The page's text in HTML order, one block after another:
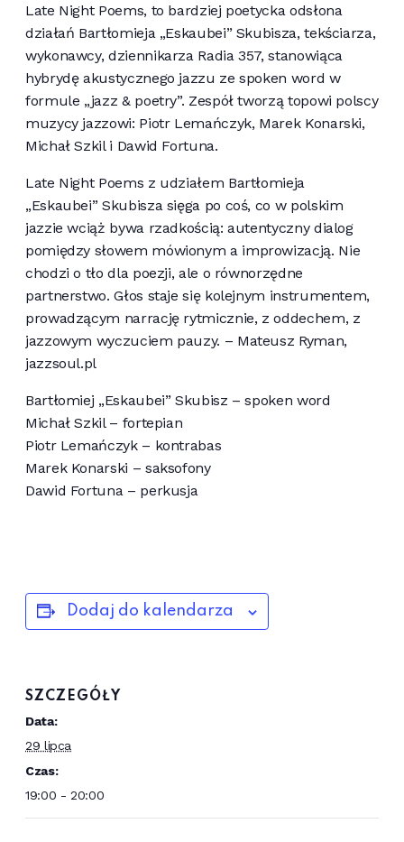
Late Night Poems, to bardziej poetycka odsłona
działań Bartłomieja „Eskaubei” Skubisza, tekściarza,
wykonawcy, dziennikarza Radia 357, stanowiąca
hybrydę akustycznego jazzu ze spoken word w
formule „jazz & poetry”. Zespół tworzą topowi polscy
muzycy jazzowi: Piotr Lemańczyk, Marek Konarski,
Michał Szkil i Dawid Fortuna.
Late Night Poems z udziałem Bartłomieja
„Eskaubei” Skubisza sięga po coś, co w polskim
jazzie wciąż bywa rzadkością: autentyczny dialog
pomiędzy słowem mówionym a improwizacją. Nie
chodzi o tło dla poezji, ale o równorzędne
partnerstwo. Głos staje się kolejnym instrumentem,
prowadzącym narrację rytmicznie, z oddechem, z
jazzowym wyczuciem pauzy. – Mateusz Ryman,
jazzsoul.pl
Bartłomiej „Eskaubei” Skubisz – spoken word
Michał Szkil – fortepian
Piotr Lemańczyk – kontrabas
Marek Konarski – saksofony
Dawid Fortuna – perkusja
Dodaj do kalendarza
SZCZEGÓŁY
Data:
29 lipca
Czas:
19:00 - 20:00